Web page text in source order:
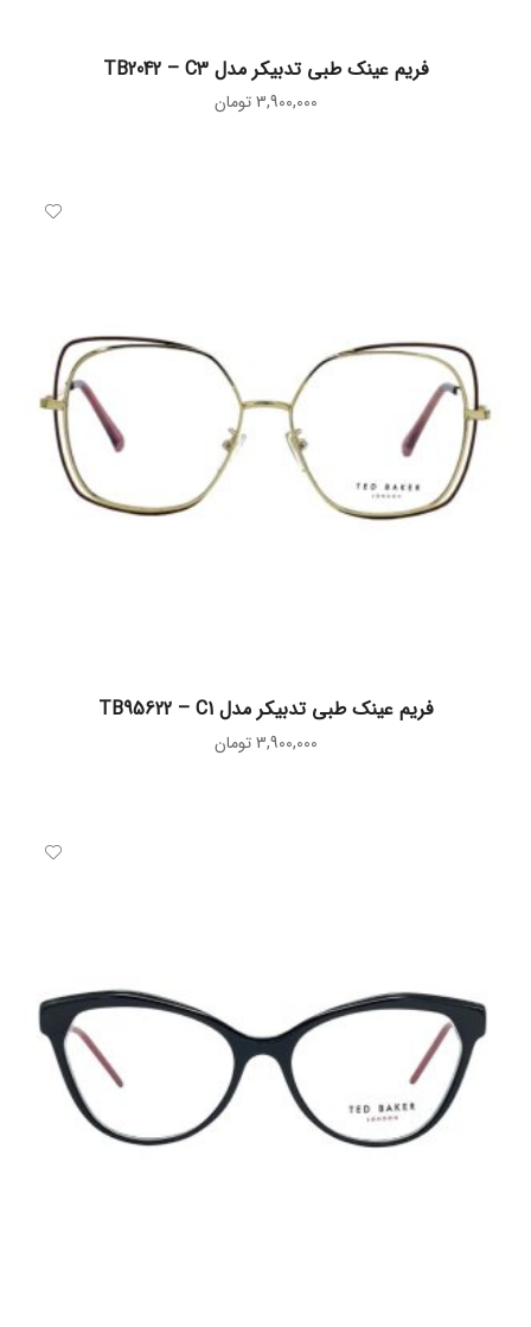
افزودن به سبد خرید
فریم عینک طبی تدبیکر مدل TB2042 – C3
3,900,000 تومان
افزودن به سبد خرید
فریم عینک طبی تدبیکر مدل TB95622 – C1
3,900,000 تومان